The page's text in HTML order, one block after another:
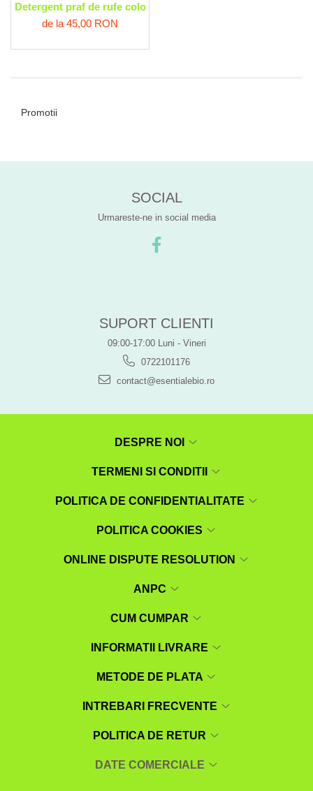
Detergent praf de rufe color Sensitiv, ecologic Sodasan
de la 45,00 RON
Promotii
SOCIAL
Urmareste-ne in social media
SUPORT CLIENTI
09:00-17:00 Luni - Vineri
0722101176
contact@esentialebio.ro
DESPRE NOI
TERMENI SI CONDITII
POLITICA DE CONFIDENTIALITATE
POLITICA COOKIES
ONLINE DISPUTE RESOLUTION
ANPC
CUM CUMPAR
INFORMATII LIVRARE
METODE DE PLATA
INTREBARI FRECVENTE
POLITICA DE RETUR
DATE COMERCIALE